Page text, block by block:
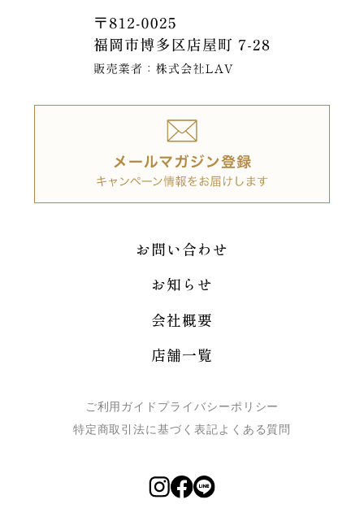
お問い合わせ
お知らせ
会社概要
店舗一覧
ご利用ガイド プライバシーポリシー
特定商取引法に基づく表記よくある質問